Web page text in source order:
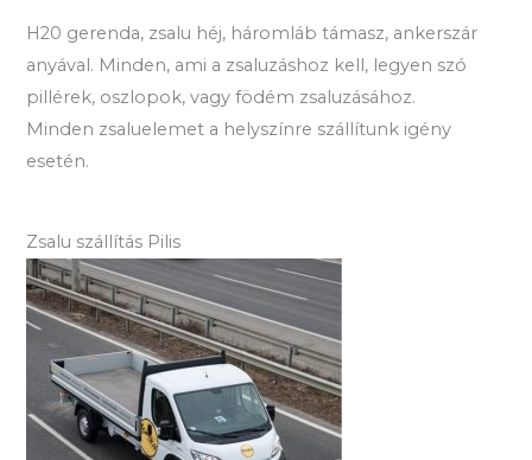
H20 gerenda, zsalu héj, háromláb támasz, ankerszár
anyával. Minden, ami a zsaluzáshoz kell, legyen szó
pillérek, oszlopok, vagy födém zsaluzásához.
Minden zsaluelemet a helyszínre szállítunk igény
esetén.
Zsalu szállítás Pilis